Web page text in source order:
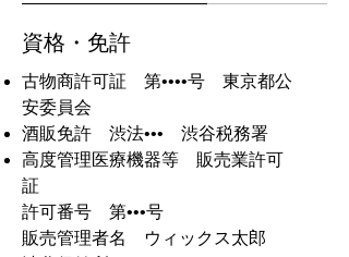
資格・免許
古物商許可証 第••••号 東京都公
安委員会
酒販免許 渋法••• 渋谷税務署
高度管理医療機器等 販売業許可
証
許可番号 第•••号
販売管理者名 ウィックス太郎